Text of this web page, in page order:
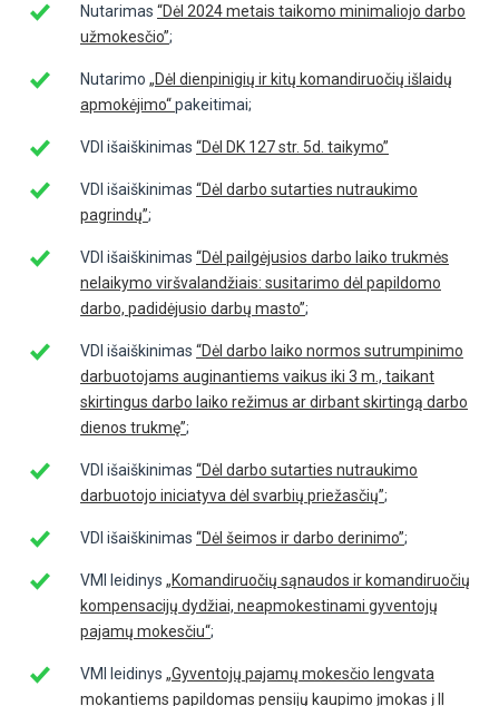
Nutarimas “Dėl 2024 metais taikomo minimaliojo darbo
užmokesčio”;
Nutarimo „Dėl dienpinigių ir kitų komandiruočių išlaidų
apmokėjimo“pakeitimai;
VDI išaiškinimas “Dėl DK 127 str. 5d. taikymo”
VDI išaiškinimas “Dėl darbo sutarties nutraukimo
pagrindų”;
VDI išaiškinimas “Dėl pailgėjusios darbo laiko trukmės
nelaikymo viršvalandžiais: susitarimo dėl papildomo
darbo, padidėjusio darbų masto”;
VDI išaiškinimas “Dėl darbo laiko normos sutrumpinimo
darbuotojams auginantiems vaikus iki 3 m., taikant
skirtingus darbo laiko režimus ar dirbant skirtingą darbo
dienos trukmę”;
VDI išaiškinimas “Dėl darbo sutarties nutraukimo
darbuotojo iniciatyva dėl svarbių priežasčių”;
VDI išaiškinimas “Dėl šeimos ir darbo derinimo”;
VMI leidinys „Komandiruočių sąnaudos ir komandiruočių
kompensacijų dydžiai, neapmokestinami gyventojų
pajamų mokesčiu“;
VMI leidinys „Gyventojų pajamų mokesčio lengvata
mokantiems papildomas pensijų kaupimo įmokas į II